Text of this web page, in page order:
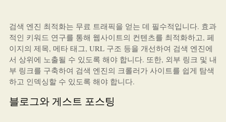
검색 엔진 최적화는 무료 트래픽을 얻는 데 필수적입니다. 효과
적인 키워드 연구를 통해 웹사이트의 컨텐츠를 최적화하고, 페
이지의 제목, 메타 태그, URL 구조 등을 개선하여 검색 엔진에
서 상위에 노출될 수 있도록 해야 합니다. 또한, 외부 링크 및 내
부 링크를 구축하여 검색 엔진의 크롤러가 사이트를 쉽게 탐색
하고 인덱싱할 수 있도록 해야 합니다.
블로그와 게스트 포스팅